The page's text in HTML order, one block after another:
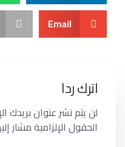
Email
اترك ردا
لن يتم نشر عنوان بريدك
الحقول الإلزامية مشار